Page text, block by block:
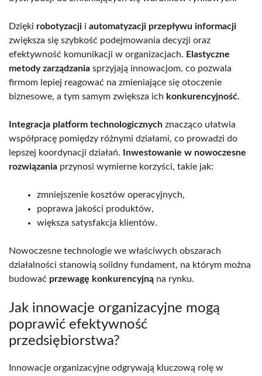
Dzięki robotyzacji i automatyzacji przepływu informacji
zwiększa się szybkość podejmowania decyzji oraz
efektywność komunikacji w organizacjach. Elastyczne
metody zarządzania sprzyjają innowacjom, co pozwala
firmom lepiej reagować na zmieniające się otoczenie
biznesowe, a tym samym zwiększa ich konkurencyjność.
Integracja platform technologicznych znacząco ułatwia
współpracę pomiędzy różnymi działami, co prowadzi do
lepszej koordynacji działań.
Inwestowanie w nowoczesne
rozwiązania przynosi wymierne korzyści, takie jak:
zmniejszenie kosztów operacyjnych,
poprawa jakości produktów,
większa satysfakcja klientów.
Nowoczesne technologie we właściwych obszarach
działalności stanowią solidny fundament, na którym można
budować przewagę konkurencyjną na rynku.
Jak innowacje organizacyjne mogą
poprawić efektywność
przedsiębiorstwa?
Innowacje organizacyjne odgrywają kluczową rolę w